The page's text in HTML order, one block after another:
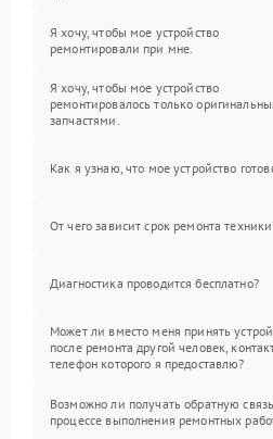
Я хочу, чтобы мое устройство
ремонтировали при мне.
Я хочу, чтобы мое устройство
ремонтировалось только
запчастями.
Как я узнаю, что мое устройство
От чего зависит срок ремонта
Диагностика проводится бесплатно?
Может ли вместо меня принять
после ремонта другой человек,
телефон которого я предоставлю?
Возможно ли получать обратную
процессе выполнения ремонтных